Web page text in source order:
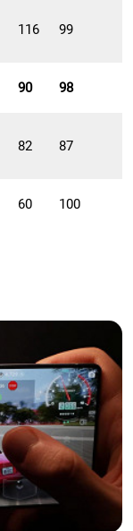
116 99
90 98
82 87
60 100